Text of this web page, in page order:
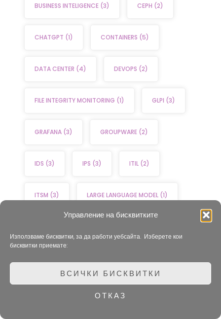
Управление на бисквитките
Използваме бисквитки, за да работи уебсайта. Изберете кои
бисквитки приемате:
ВСИЧКИ БИСКВИТКИ
ОТКАЗ
BUSINESS INTELIGENCE (3) CEPH (2)
CHATGPT (1) CONTAINERS (5)
DATA CENTER (4) DEVOPS (2)
FILE INTEGRITY MONITORING (1) GLPI (3)
GRAFANA (3) GROUPWARE (2)
IDS (3) IPS (3) ITIL (2)
ITSM (3) LARGE LANGUAGE MODEL (1)